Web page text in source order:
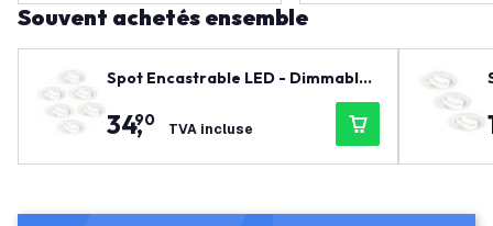
Souvent achetés ensemble
Spot Encastrable LED - Dimmable
- Blanc - Rio - 3W - 4000K - Ø85m
m - 6 pièces
34,
90 TVA incluse